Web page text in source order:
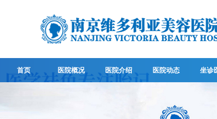
首页 医院概况 医院介绍 医院动态 坐诊